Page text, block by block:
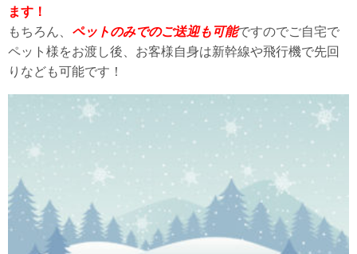
ます！
もちろん、 ペットのみでのご送迎も可能ですのでご自宅で
ペット様をお渡し後、お客様自身は新幹線や飛行機で先回
りなども可能です！